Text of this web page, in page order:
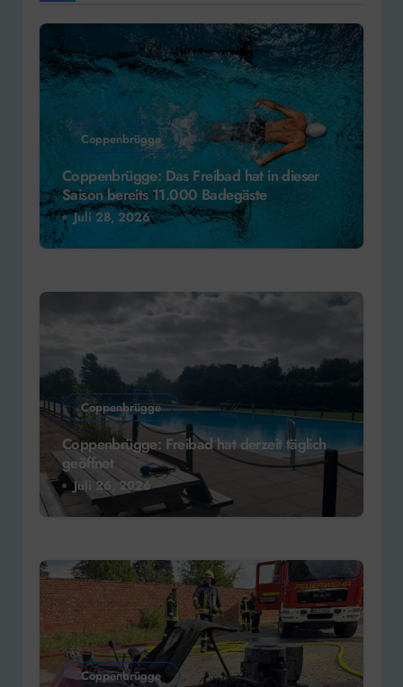
Coppenbrügge
Coppenbrügge: Das Freibad hat in dieser
Saison bereits 11.000 Badegäste
Juli 28, 2026
Coppenbrügge
Coppenbrügge: Freibad hat derzeit täglich
geöffnet
Juli 26, 2026
Coppenbrügge